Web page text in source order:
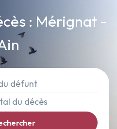
: Mérignat -